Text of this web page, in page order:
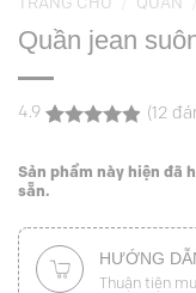
TRANG CHỦ QUẦN
Quần jean
4.9
dựa trên
đánh giá
(12
Sản phẩm này hiện đã
sẵn.
HƯỚNG
Thuận tiện